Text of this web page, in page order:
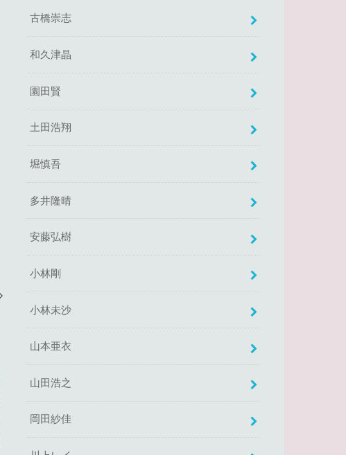
古橋崇志
和久津晶
園田賢
土田浩翔
堀慎吾
多井隆晴
安藤弘樹
小林剛
小林未沙
山本亜衣
山田浩之
岡田紗佳